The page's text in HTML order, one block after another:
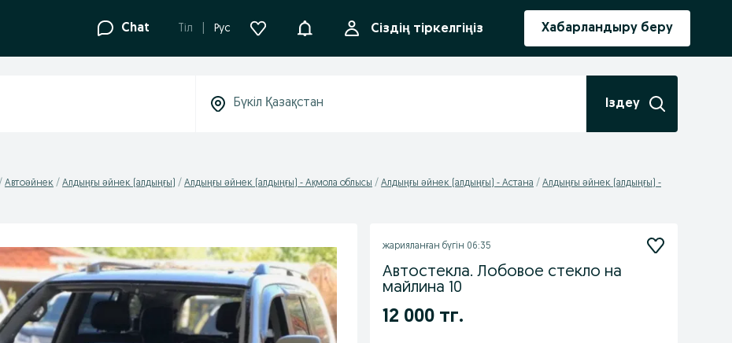
Chat Tіл Рус АқпараттандыруСіздің тіркелгіңіз Хабарландыру беру
Іздеу
Автоәйнек Алдыңғы әйнек (алдыңғы) Алдыңғы әйнек (алдыңғы) - Ақмола облысы Алдыңғы әйнек (алдыңғы) - Астана
Алдыңғы әйнек (алдыңғы) -
жарияланған бүгін 06:35
Автостекла. Лобовое стекло на
майлина 10
12 000 тг.